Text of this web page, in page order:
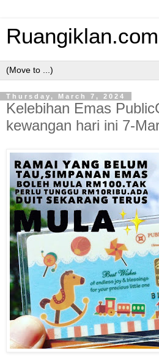
Ruangiklan.com
Thursday, March 7, 2024
Kelebihan Emas
kewangan hari ini 7-